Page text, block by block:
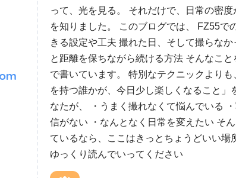
って、光を見る。 それだけで、日常の密度
を知りました。 このブログでは、 FZ55で
きる設定や工夫 撮れた日、そして撮らな
と距離を保ちながら続ける方法 そんなこと
で書いています。 特別なテクニックよりも
を持つ誰かが、今日少し楽しくなること」
なたが、 ・うまく撮れなくて悩んでいる
信がない ・なんとなく日常を変えたい そ
ているなら、ここはきっとちょうどいい場
ゆっくり読んでいってください